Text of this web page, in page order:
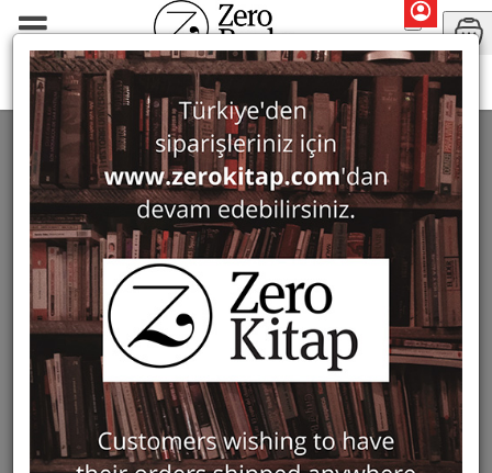
Gocha R. Tsetskhladze
SEARCH: GOCHA R. TSETSKHLADZE 4 ürün bulundu
Filter Show Only in Stock